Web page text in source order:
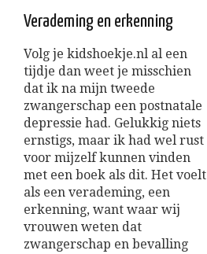
Verademing en erkenning
Volg je kidshoekje.nl al een
tijdje dan weet je misschien
dat ik na mijn tweede
zwangerschap een postnatale
depressie had. Gelukkig niets
ernstigs, maar ik had wel rust
voor mijzelf kunnen vinden
met een boek als dit. Het voelt
als een verademing, een
erkenning, want waar wij
vrouwen weten dat
zwangerschap en bevalling